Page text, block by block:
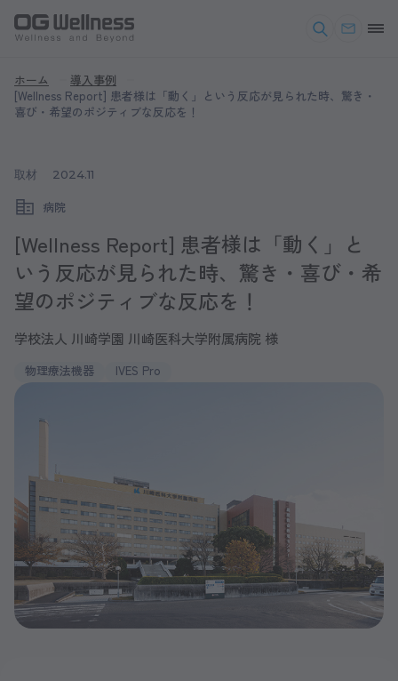
ホーム
導入事例
[Wellness Report] 患者様は「動く」という反応が見られた時、驚き・
喜び・希望のポジティブな反応を！
取材 2024.11
病院
[Wellness Report] 患者様は「動く」と
いう反応が見られた時、驚き・喜び・希
望のポジティブな反応を！
学校法人 川崎学園 川崎医科大学附属病院 様
物理療法機器 IVES Pro